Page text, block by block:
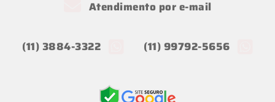
Atendimento por e-mail
(11) 3884-3322 (11) 99792-5656